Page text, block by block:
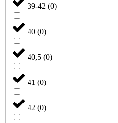
39-42 (0)
40 (0)
40,5 (0)
41 (0)
42 (0)